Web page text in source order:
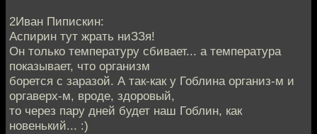
2Иван Пипискин:
Аспирин тут жрать ниЗЗя!
Он только температуру сбивает... а температура
показывает, что организм
борется с заразой. А так-как у Гоблина организ-м и
оргаверх-м, вроде, здоровый,
то через пару дней будет наш Гоблин, как
новенький... :)